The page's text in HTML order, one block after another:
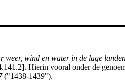
weer, wind en water in de lage
Hierin vooral onder de
("1438-1439").